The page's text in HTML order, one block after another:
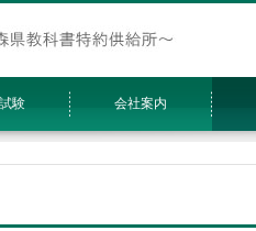
験 会社案内